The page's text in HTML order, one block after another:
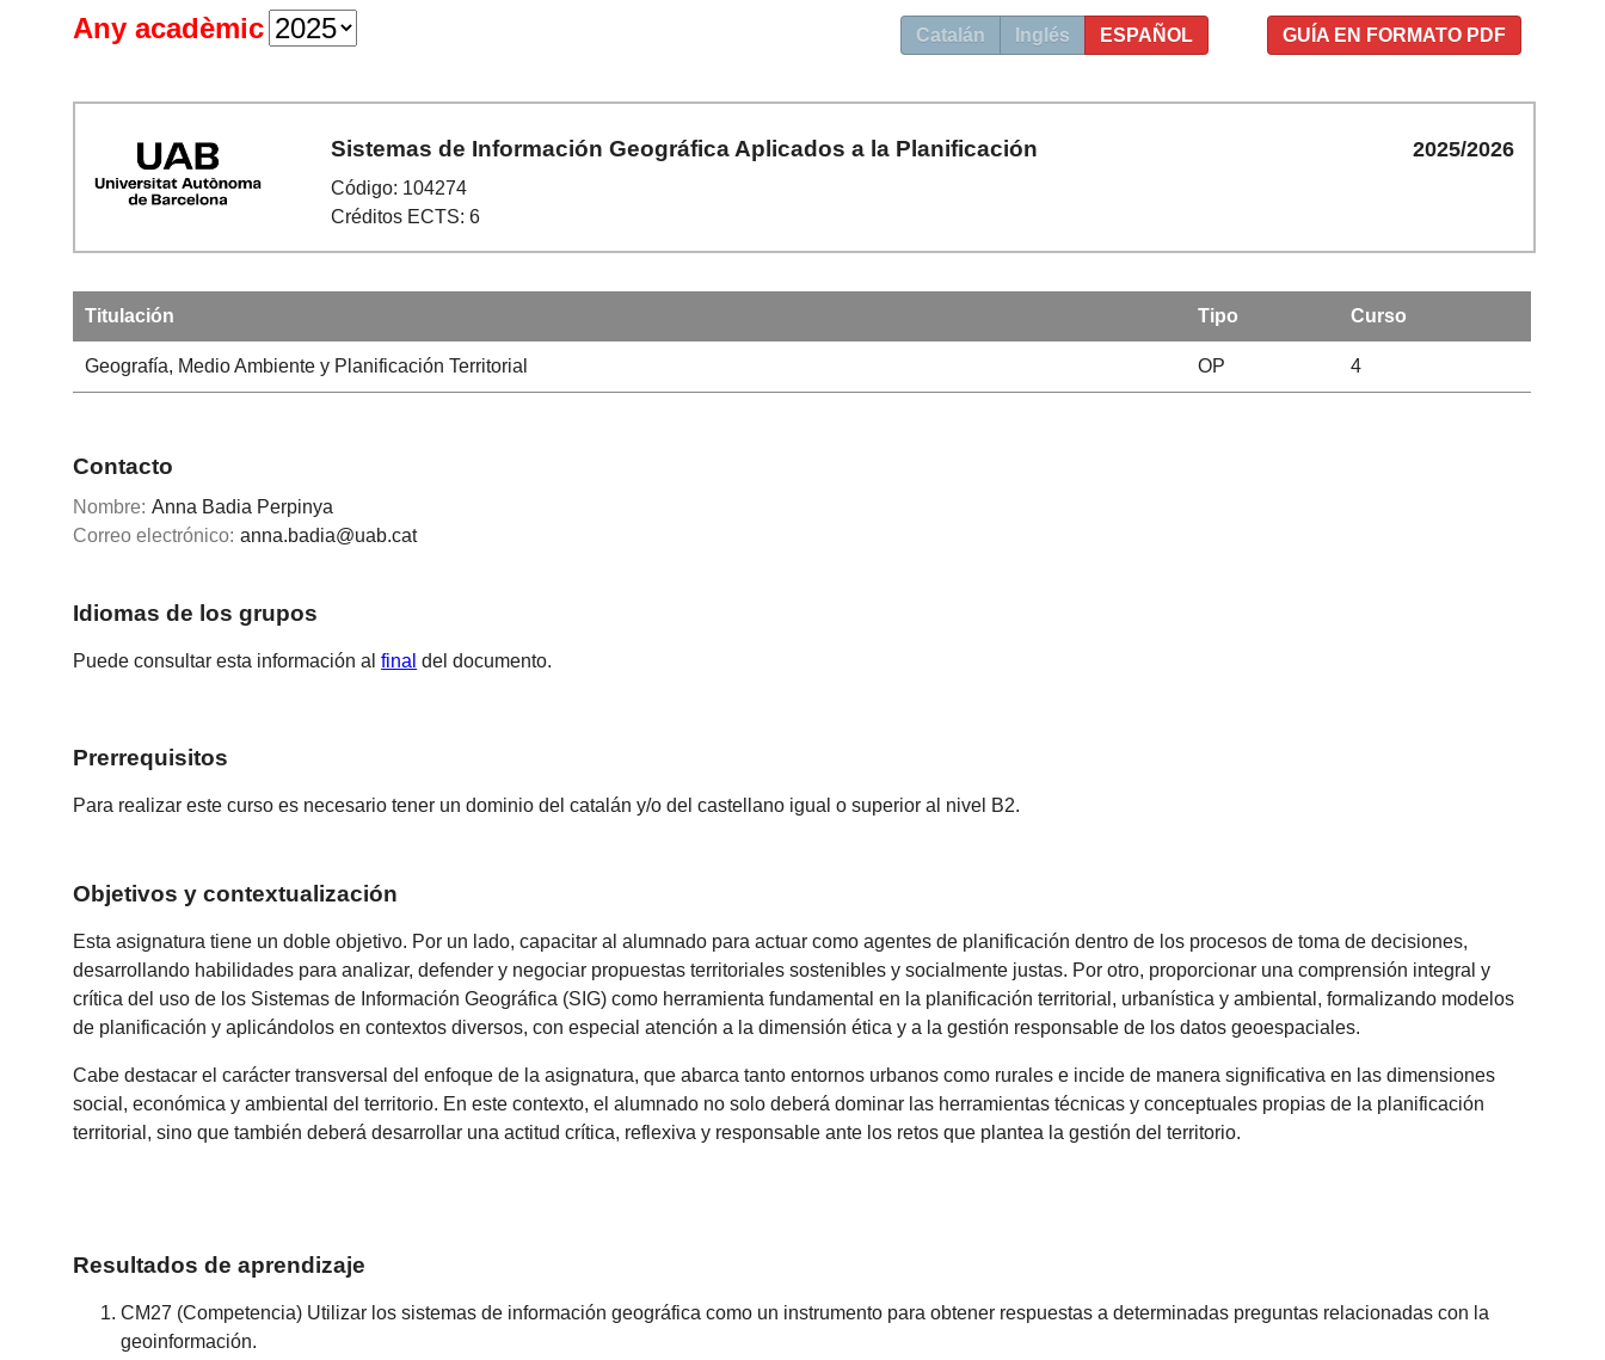
GUÍA EN FORMATO PDF
Catalán Inglés ESPAÑOL
Any acadèmic
Sistemas de Información Geográfica Aplicados a la Planificación
Código: 104274
Créditos ECTS: 6
2025/2026
Titulación Tipo Curso
Geografía, Medio Ambiente y Planificación Territorial OP 4
Contacto
Nombre: Anna Badia Perpinya
Correo electrónico: anna.badia@uab.cat
Idiomas de los grupos
Puede consultar esta información alfinal del documento.
Prerrequisitos
Para realizar este curso es necesario tener un dominio del catalán y/o del castellano igual o superior al nivel B2.
Objetivos y contextualización
Esta asignatura tiene un doble objetivo. Por un lado, capacitar al alumnado para actuar como agentes de planificación dentro de los procesos de toma de decisiones,
desarrollando habilidades para analizar, defender y negociar propuestas territoriales sostenibles y socialmente justas. Por otro, proporcionar una comprensión integral y
crítica del uso de los Sistemas de Información Geográfica (SIG) como herramienta fundamental en la planificación territorial, urbanística y ambiental, formalizando modelos
de planificación y aplicándolos en contextos diversos, con especial atención a la dimensión ética y a la gestión responsable de los datos geoespaciales.
Cabe destacar el carácter transversal del enfoque de la asignatura, que abarca tanto entornos urbanos como rurales e incide de manera significativa en las dimensiones
social, económica y ambiental del territorio. En este contexto, el alumnado no solo deberá dominar las herramientas técnicas y conceptuales propias de la planificación
territorial, sino que también deberá desarrollar una actitud crítica, reflexiva y responsable ante los retos que plantea la gestión del territorio.
Resultados de aprendizaje
CM27 (Competencia) Utilizar los sistemas de información geográfica como un instrumento para obtener respuestas a determinadas preguntas relacionadas con la
geoinformación.